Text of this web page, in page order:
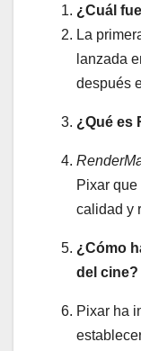
¿Cuál
La
lanzada
después
¿Qué es
Pixar
calidad y
¿Cómo
del cine?
Pixar ha